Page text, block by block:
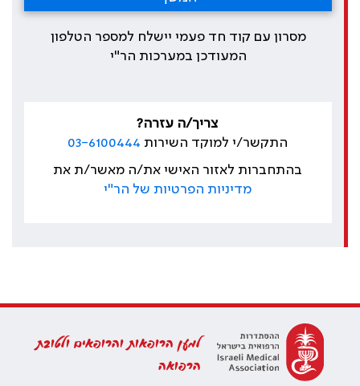
מסרון עם קוד חד פעמי יישלח למספר הטלפון
המעודכן במערכות הר"י
צריך/ה עזרה?
התקשר/י למוקד השירות 03-6100444
בהתחברות לאזור האישי את/ה מאשר/ת את
מדיניות הפרטיות של הר"י
למען הרופאות והרופאים ולטובת
הרפואה